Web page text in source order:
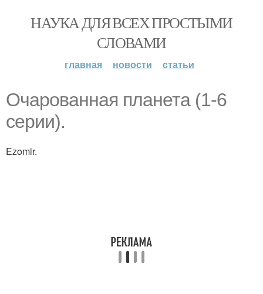
НАУКА ДЛЯ ВСЕХ ПРОСТЫМИ
СЛОВАМИ
главная новости статьи
Очарованная планета (1-6
серии).
Ezomir.